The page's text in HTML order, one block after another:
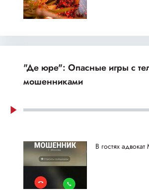
"Де юре": Опасные игры с
мошенниками
В гостях